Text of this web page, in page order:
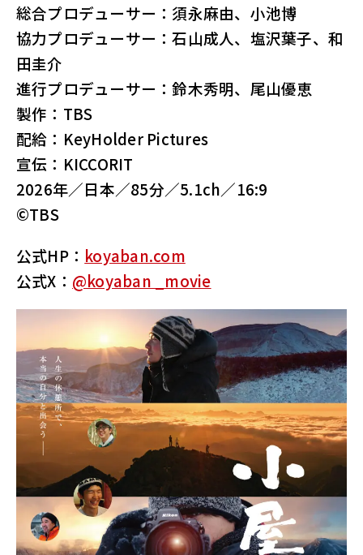
総合プロデューサー：須永麻由、小池博
協力プロデューサー：石山成人、塩沢葉子、和
田圭介
進行プロデューサー：鈴木秀明、尾山優恵
製作：TBS
配給：KeyHolder Pictures
宣伝：KICCORIT
2026年／日本／85分／5.1ch／16:9
©TBS
公式HP： koyaban.com
公式X： @koyaban _movie